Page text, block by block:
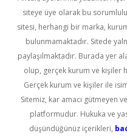
siteye üye olarak bu
sitesi, herhangi bir marka,
bulunmamaktadır. Sitede
paylaşılmaktadır. Burada yer
olup, gerçek kurum ve kişiler
Gerçek kurum ve kişiler ile
Sitemiz, kar amacı gütmeyen
platformudur. Hukuka ve
düşündüğünüz içerikleri,